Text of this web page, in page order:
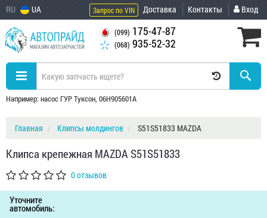
RU UA Запрос по VIN Доставка Контакты Вход
(099) 175-47-87
(068) 935-52-32
Например: насос ГУР Туксон, 06H905601A
Главная Клипсы молдингов S51S51833 MAZDA
Клипса крепежная MAZDA S51S51833
0 отзывов
Уточните
автомобиль: